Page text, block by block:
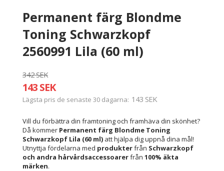
Permanent färg Blondme
Toning Schwarzkopf
2560991 Lila (60 ml)
342 SEK
143 SEK
Lägsta pris de senaste 30 dagarna 143 SEK
Vill du förbättra din framtoning och framhäva din skönhet?
Då kommer Permanent färg Blondme Toning
Schwarzkopf Lila (60 ml) att hjälpa dig uppnå dina mål!
Utnyttja fördelarna med produkterfrån Schwarzkopf
och andra hårvårdsaccessoarerfrån 100% äkta
märken.